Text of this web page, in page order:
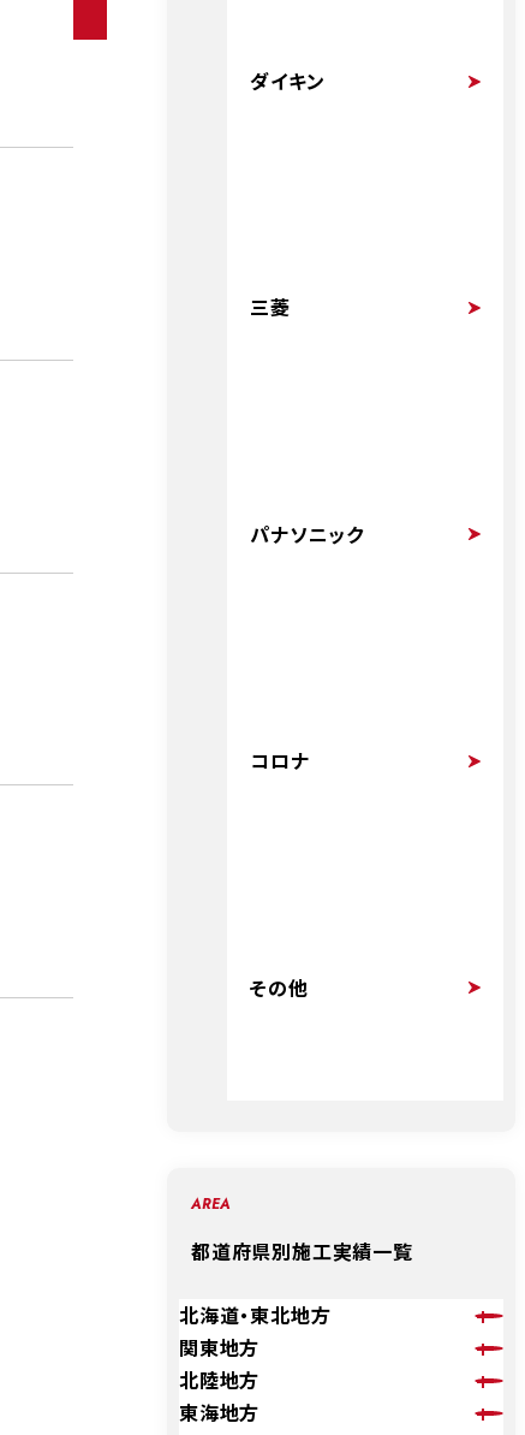
ダイキン
三菱
パナソニック
コロナ
その他
AREA
都道府県別施工実績一覧
北海道・東北地方
関東地方
北陸地方
東海地方